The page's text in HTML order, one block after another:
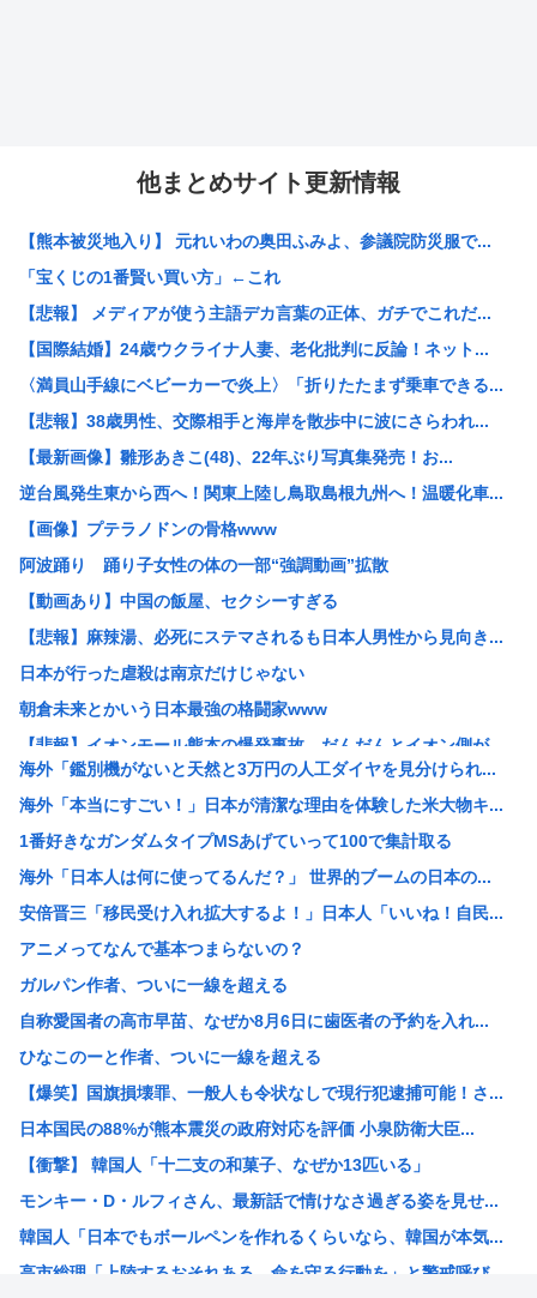
他まとめサイト更新情報
【熊本被災地入り】 元れいわの奥田ふみよ、参議院防災服で...
「宝くじの1番賢い買い方」←これ
【悲報】 メディアが使う主語デカ言葉の正体、ガチでこれだ...
【国際結婚】24歳ウクライナ人妻、老化批判に反論！ネット...
〈満員山手線にベビーカーで炎上〉「折りたたまず乗車できる...
【悲報】38歳男性、交際相手と海岸を散歩中に波にさらわれ...
【最新画像】雛形あきこ(48)、22年ぶり写真集発売！お...
逆台風発生東から西へ！関東上陸し鳥取島根九州へ！温暖化車...
【画像】プテラノドンの骨格www
阿波踊り 踊り子女性の体の一部“強調動画”拡散
【動画あり】中国の飯屋、セクシーすぎる
【悲報】麻辣湯、必死にステマされるも日本人男性から見向き...
日本が行った虐殺は南京だけじゃない
朝倉未来とかいう日本最強の格闘家www
【悲報】イオンモール熊本の爆発事故、だんだんとイオン側が...
【画像】 電車ってこうした方が快適じゃね？
【動画アリ】秋田県職員、ラブホテルから記者会見www
【悲報】「抱かれたくない男」レジェンドの江頭2:50さん...
用意した朝食を息子が食べずに注意したら「お母さんの料理は...
K-POPアイドルの約半数が3年後には姿を消す…損益分岐...
大阪・新御堂筋の鋼管せり上がり 軟弱地盤での実績ない工法...
【悲報】ちいかわ60億円
【悲報】少子化担当大臣ワイ「28歳時点で独身の男女を強制...
【驚愕】『ルパン三世』、初回放送の低迷から再放送32.5...
JR東海「夜行」新幹線が初運行 東京―新大阪、4割女性 ...
【原爆の日】中野彰子、高市首相へのヤジを「ゴキブリがいた...
中国製のエアコン、ヨーロッパでバカ売れ
【画像】昨日の銀だこ、８８人しか買えない８８円セールでク...
「日本で1番有名なイギリス人」、これについて少し話そうや
海外「鑑別機がないと天然と3万円の人工ダイヤを見分けられ...
海外「本当にすごい！」日本が清潔な理由を体験した米大物キ...
1番好きなガンダムタイプMSあげていって100で集計取る
海外「日本人は何に使ってるんだ？」 世界的ブームの日本の...
安倍晋三「移民受け入れ拡大するよ！」日本人「いいね！自民...
アニメってなんで基本つまらないの？
ガルパン作者、ついに一線を超える
自称愛国者の高市早苗、なぜか8月6日に歯医者の予約を入れ...
ひなこのーと作者、ついに一線を超える
【爆笑】国旗損壊罪、一般人も令状なしで現行犯逮捕可能！さ...
日本国民の88%が熊本震災の政府対応を評価 小泉防衛大臣...
【衝撃】 韓国人「十二支の和菓子、なぜか13匹いる」
モンキー・D・ルフィさん、最新話で情けなさ過ぎる姿を見せ...
韓国人「日本でもボールペンを作れるくらいなら、韓国が本気...
高市総理「上陸するおそれある。命を守る行動を」と警戒呼び...